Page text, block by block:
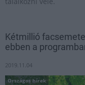
Kétmillió
ebben a
2019.11.04
Országos hírek